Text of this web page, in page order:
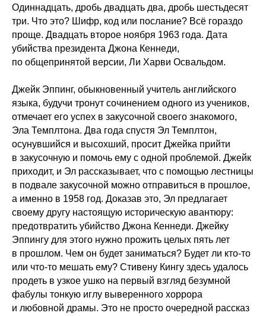
Одиннадцать, дробь двадцать два, дробь шестьдесят
три. Что это? Шифр, код или послание? Всё гораздо
проще. Двадцать второе ноября 1963 года. Дата
убийства президента Джона Кеннеди,
по общепринятой версии, Ли Харви Освальдом.
Джейк Эппинг, обыкновенный учитель английского
языка, будучи тронут сочинением одного из учеников,
отмечает его успех в закусочной своего знакомого,
Эла Темплтона. Два года спустя Эл Темплтон,
осунувшийся и высохший, просит Джейка прийти
в закусочную и помочь ему с одной проблемой. Джейк
приходит, и Эл рассказывает, что с помощью лестницы
в подвале закусочной можно отправиться в прошлое,
а именно в 1958 год. Доказав это, Эл предлагает
своему другу настоящую историческую авантюру:
предотвратить убийство Джона Кеннеди. Джейку
Эппингу для этого нужно прожить целых пять лет
в прошлом. Чем он будет заниматься? Будет ли кто-то
или что-то мешать ему? Стивену Кингу здесь удалось
продеть в узкое ушко на первый взгляд безумной
фабулы тонкую иглу выверенного хоррора
и любовной драмы. Это не просто очередной рассказ